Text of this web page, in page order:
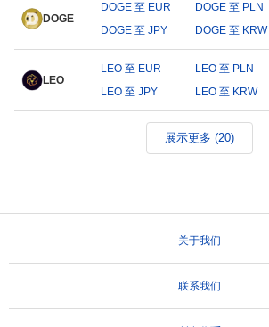
DOGE
DOGE 至 EUR DOGE 至 PLN
DOGE 至 JPY
DOGE 至 KRW
LEO
LEO 至 EUR LEO 至 PLN
LEO 至 JPY
LEO 至 KRW
展示更多 (20)
关于我们
联系我们